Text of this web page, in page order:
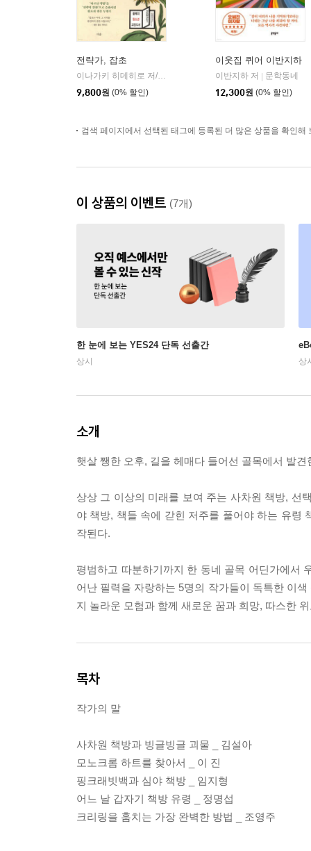
전략가, 잡초
| 더숲
9,800원 (0% 할인)
이웃집 퀴어 이반지하
이반지하 저 | 문학동네
12,300원 (0% 할인)
검색 페이지에서 선택된 태그에 등록된 더 많은 상품을 확인해
이 상품의 이벤트 (7개)
한 눈에 보는 YES24 단독 선출간
상시 상
소개
햇살 쨍한 오후, 길을 헤매다 들어선 골목에서 발견
상상 그 이상의 미래를 보여 주는 사차원 책방, 선
야 책방, 책들 속에 갇힌 저주를 풀어야 하는 유령
작된다.
평범하고 따분하기까지 한 동네 골목 어딘가에서
어난 필력을 자랑하는 5명의 작가들이 독특한 이
지 놀라운 모험과 함께 새로운 꿈과 희망, 따스한
목차
작가의 말
사차원 책방과 빙글빙글 괴물 _ 김설아
모노크롬 하트를 찾아서 _ 이 진
핑크래빗백과 심야 책방 _ 임지형
어느 날 갑자기 책방 유령 _ 정명섭
크리링을 훔치는 가장 완벽한 방법 _ 조영주